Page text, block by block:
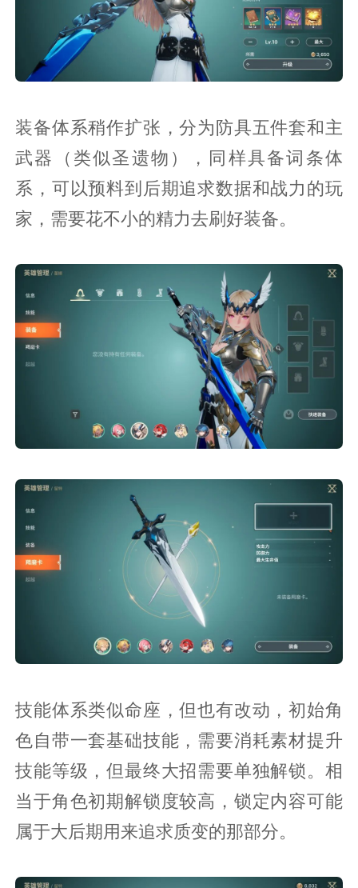
装备体系稍作扩张，分为防具五件套和主
武器（类似圣遗物），同样具备词条体
系，可以预料到后期追求数据和战力的玩
家，需要花不小的精力去刷好装备。
技能体系类似命座，但也有改动，初始角
色自带一套基础技能，需要消耗素材提升
技能等级，但最终大招需要单独解锁。相
当于角色初期解锁度较高，锁定内容可能
属于大后期用来追求质变的那部分。